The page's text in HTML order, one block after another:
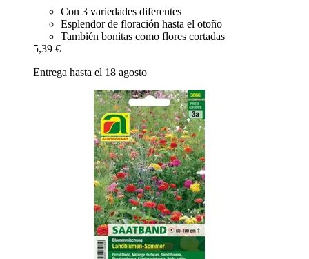
Con 3 variedades diferentes
Esplendor de floración hasta el otoño
También bonitas como flores cortadas
5,39 €
Entrega hasta el 18 agosto